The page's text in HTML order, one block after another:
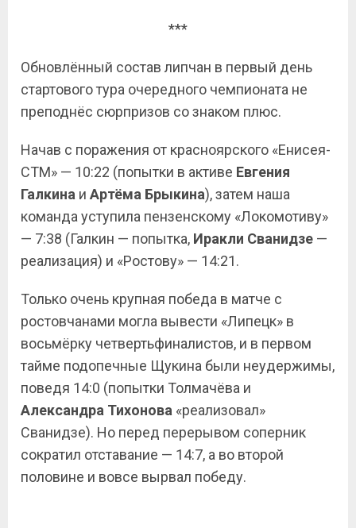
***
Обновлённый состав липчан в первый день
стартового тура очередного чемпионата не
преподнёс сюрпризов со знаком плюс.
Начав с поражения от красноярского «Енисея-
СТМ» — 10:22 (попытки в активе Евгения
Галкина и Артёма Брыкина), затем наша
команда уступила пензенскому «Локомотиву»
— 7:38 (Галкин — попытка, Иракли Сванидзе —
реализация) и «Ростову» — 14:21.
Только очень крупная победа в матче с
ростовчанами могла вывести «Липецк» в
восьмёрку четвертьфиналистов, и в первом
тайме подопечные Щукина были неудержимы,
поведя 14:0 (попытки Толмачёва и
Александра Тихонова «реализовал»
Сванидзе). Но перед перерывом соперник
сократил отставание — 14:7, а во второй
половине и вовсе вырвал победу.